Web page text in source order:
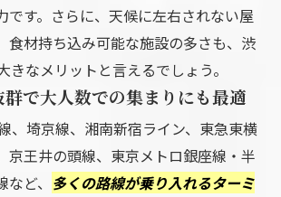
です。さらに、天候に左右されない屋
食材持ち込み可能な施設の多さも、渋
きなメリットと言えるでしょう。
群で大人数での集まりにも最適
、埼京線、湘南新宿ライン、東急東横
京王井の頭線、東京メトロ銀座線・半
ど、 多くの路線が乗り入れるターミ